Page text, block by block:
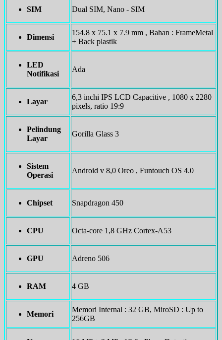
SIM Dual SIM, Nano - SIM
Dimensi
154.8 x 75.1 x 7.9 mm , Bahan : FrameMetal
+ Back plastik
LED
Notifikasi
Ada
Layar
6,3 inchi IPS LCD Capacitive , 1080 x 2280
pixels, ratio 19:9
Pelindung
Layar
Gorilla Glass 3
Sistem
Operasi
Android v 8,0 Oreo , Funtouch OS 4.0
Chipset Snapdragon 450
CPU Octa-core 1,8 GHz Cortex-A53
GPU Adreno 506
RAM 4 GB
Memori
Memori Internal : 32 GB, MiroSD : Up to
256GB